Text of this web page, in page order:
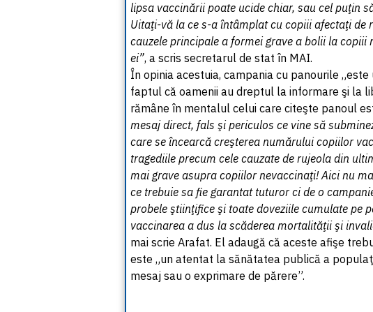
lipsa vaccinării poate ucide chiar, sau cel puţin
Uitaţi-vă la ce s-a întâmplat cu copiii afectaţi de
cauzele principale a formei grave a bolii la
ei”, a scris secretarul de stat în MAI.
În opinia acestuia, campania cu panourile
faptul că oamenii au dreptul la informare şi la
rămâne în mentalul celui care citeşte panoul
mesaj direct, fals şi periculos ce vine să
care se încearcă creşterea numărului copiilor
tragediile precum cele cauzate de rujeola din
mai grave asupra copiilor nevaccinaţi! Aici nu
ce trebuie sa fie garantat tuturor ci de o
probele ştiinţifice şi toate doveziile cumulate pe
vaccinarea a dus la scăderea mortalităţii şi
mai scrie Arafat. El adaugă că aceste afişe
este „un atentat la sănătatea publică a
mesaj sau o exprimare de părere”.